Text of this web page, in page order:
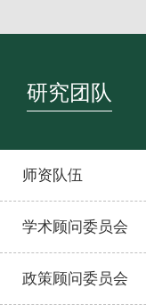
研究团队
师资队伍
学术顾问委员会
政策顾问委员会